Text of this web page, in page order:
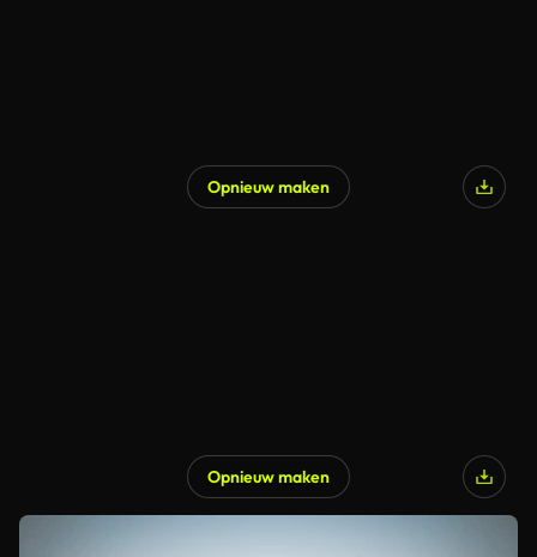
Opnieuw maken
Opnieuw maken